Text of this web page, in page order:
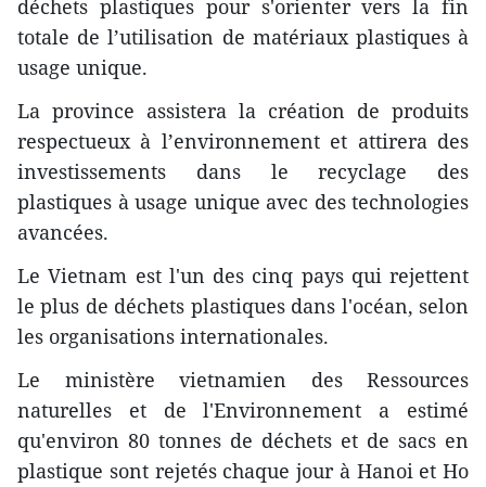
déchets plastiques pour s'orienter vers la fin
totale de l’utilisation de matériaux plastiques à
usage unique.
La province assistera la création de produits
respectueux à l’environnement et attirera des
investissements dans le recyclage des
plastiques à usage unique avec des technologies
avancées.
Le Vietnam est l'un des cinq pays qui rejettent
le plus de déchets plastiques dans l'océan, selon
les organisations internationales.
Le ministère vietnamien des Ressources
naturelles et de l'Environnement a estimé
qu'environ 80 tonnes de déchets et de sacs en
plastique sont rejetés chaque jour à Hanoi et Ho